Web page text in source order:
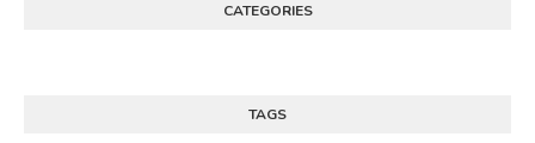
CATEGORIES
TAGS